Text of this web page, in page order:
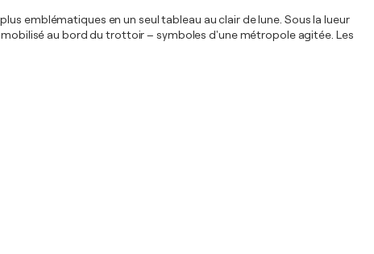
emblématiques en un seul tableau au clair de lune. Sous la lueur
au bord du trottoir – symboles d'une métropole agitée. Les